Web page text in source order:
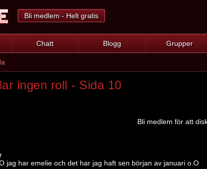
Bli medlem - Helt gratis
Chatt Blogg Grupper
ingen roll - Sida 10
Bli medlem för att
jag har emelie och det har jag haft sen början av januari o.O